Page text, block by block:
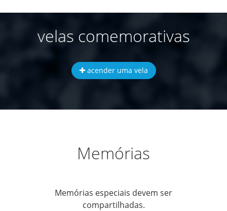
velas comemorativas
acender uma vela
Memórias
Memórias especiais devem ser
compartilhadas.